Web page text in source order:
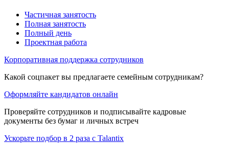
Частичная занятость
Полная занятость
Полный день
Проектная работа
Корпоративная поддержка сотрудников
Какой соцпакет вы предлагаете семейным сотрудникам?
Оформляйте кандидатов онлайн
Проверяйте сотрудников и подписывайте кадровые
документы без бумаг и личных встреч
Ускорьте подбор в 2 раза с Talantix